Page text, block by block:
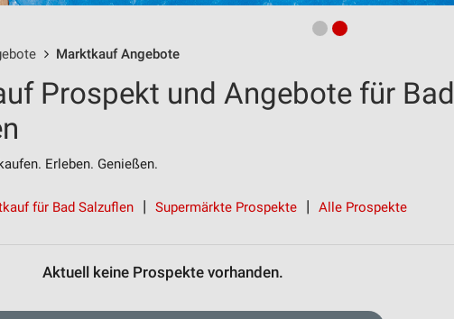
Marktkauf Angebote
Prospekt und Angebote für Bad
Erleben. Genießen.
für Bad Salzuflen Supermärkte Prospekte Alle Prospekte
Aktuell keine Prospekte vorhanden.